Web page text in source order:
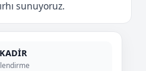
sunuyoruz.